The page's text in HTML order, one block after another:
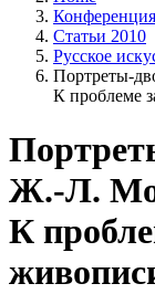
Статьи 2010
Русское
Портреты-
К проблеме
Ж.-Л.
К